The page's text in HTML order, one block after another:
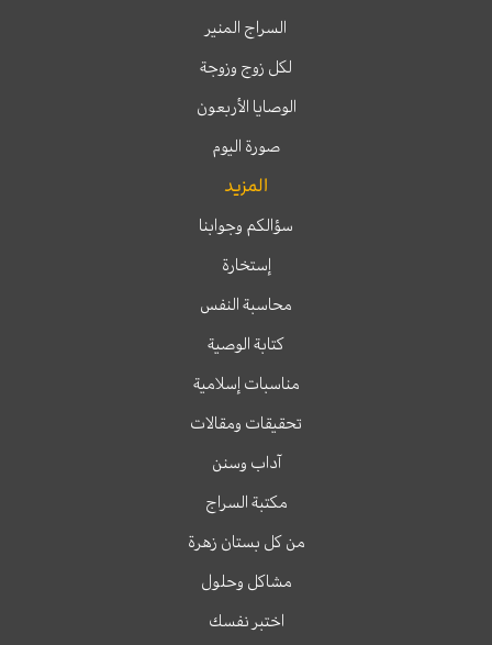
السراج المنير
لكل زوج وزوجة
الوصايا الأربعون
صورة اليوم
المزيد
سؤالكم وجوابنا
إستخارة
محاسبة النفس
كتابة الوصية
مناسبات إسلامية
تحقيقات ومقالات
آداب وسنن
مكتبة السراج
من كل بستان زهرة
مشاكل وحلول
اختبر نفسك